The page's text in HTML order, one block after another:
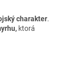
charakter.
ktorá